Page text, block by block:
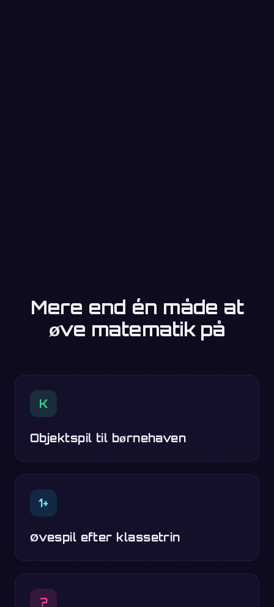
Mere end én måde at
øve matematik på
K
Objektspil til børnehaven
1+
Øvespil efter klassetrin
?